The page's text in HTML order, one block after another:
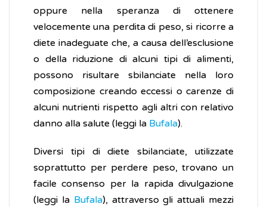
oppure nella speranza di ottenere
velocemente una perdita di peso, si ricorre a
diete inadeguate che, a causa dell’esclusione
o della riduzione di alcuni tipi di alimenti,
possono risultare sbilanciate nella loro
composizione creando eccessi o carenze di
alcuni nutrienti rispetto agli altri con relativo
danno alla salute (leggi la Bufala).
Diversi tipi di diete sbilanciate, utilizzate
soprattutto per perdere peso, trovano un
facile consenso per la rapida divulgazione
(leggi la Bufala), attraverso gli attuali mezzi